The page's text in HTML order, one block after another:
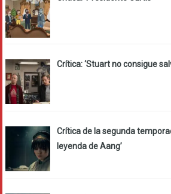
Crítica: ‘Stuart no consigue
Crítica de la segunda
leyenda de Aang’